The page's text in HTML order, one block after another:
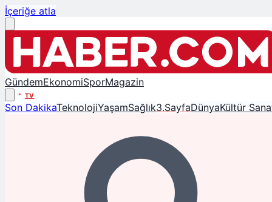
İçeriğe atla
GündemEkonomiSporMagazin
TV
Son DakikaTeknolojiYaşamSağlık3.SayfaDünyaKültür